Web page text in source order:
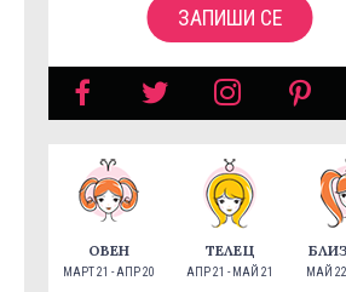
ЗАПИШИ СЕ
ОВЕН
МАРТ 21 - АПР 20
ТЕЛЕЦ
АПР 21 - МАЙ 21 МАЙ